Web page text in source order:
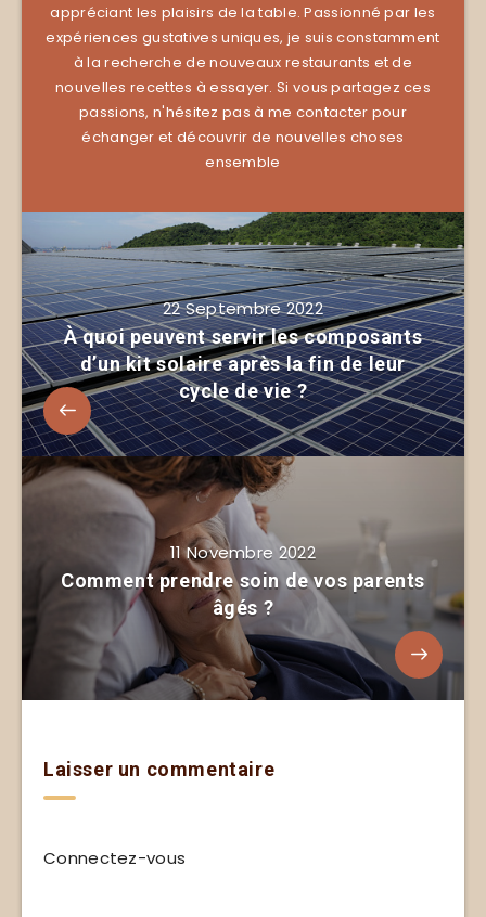
appréciant les plaisirs de la table. Passionné par les
expériences gustatives uniques, je suis constamment
à la recherche de nouveaux restaurants et de
nouvelles recettes à essayer. Si vous partagez ces
passions, n'hésitez pas à me contacter pour
échanger et découvrir de nouvelles choses
ensemble
22 Septembre 2022
À quoi peuvent servir les composants
d’un kit solaire après la fin de leur
cycle de vie ?
11 Novembre 2022
Comment prendre soin de vos parents
âgés ?
Laisser un commentaire
Connectez-vous